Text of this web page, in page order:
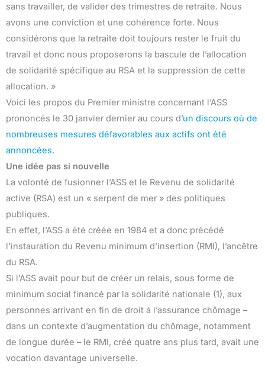
sans travailler, de valider des trimestres de retraite. Nous
avons une conviction et une cohérence forte. Nous
considérons que la retraite doit toujours rester le fruit du
travail et donc nous proposerons la bascule de l’allocation
de solidarité spécifique au RSA et la suppression de cette
allocation. »
Voici les propos du Premier ministre concernant l’ASS
prononcés le 30 janvier dernier au cours d’un discours où de
nombreuses mesures défavorables aux actifs ont été
annoncées.
Une idée pas si nouvelle
La volonté de fusionner l’ASS et le Revenu de solidarité
active (RSA) est un « serpent de mer » des politiques
publiques.
En effet, l’ASS a été créée en 1984 et a donc précédé
l’instauration du Revenu minimum d’insertion (RMI), l’ancêtre
du RSA.
Si l’ASS avait pour but de créer un relais, sous forme de
minimum social financé par la solidarité nationale (1), aux
personnes arrivant en fin de droit à l’assurance chômage –
dans un contexte d’augmentation du chômage, notamment
de longue durée – le RMI, créé quatre ans plus tard, avait une
vocation davantage universelle.